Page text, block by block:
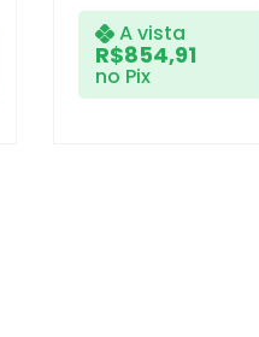
A vista
R$854,91
no Pix